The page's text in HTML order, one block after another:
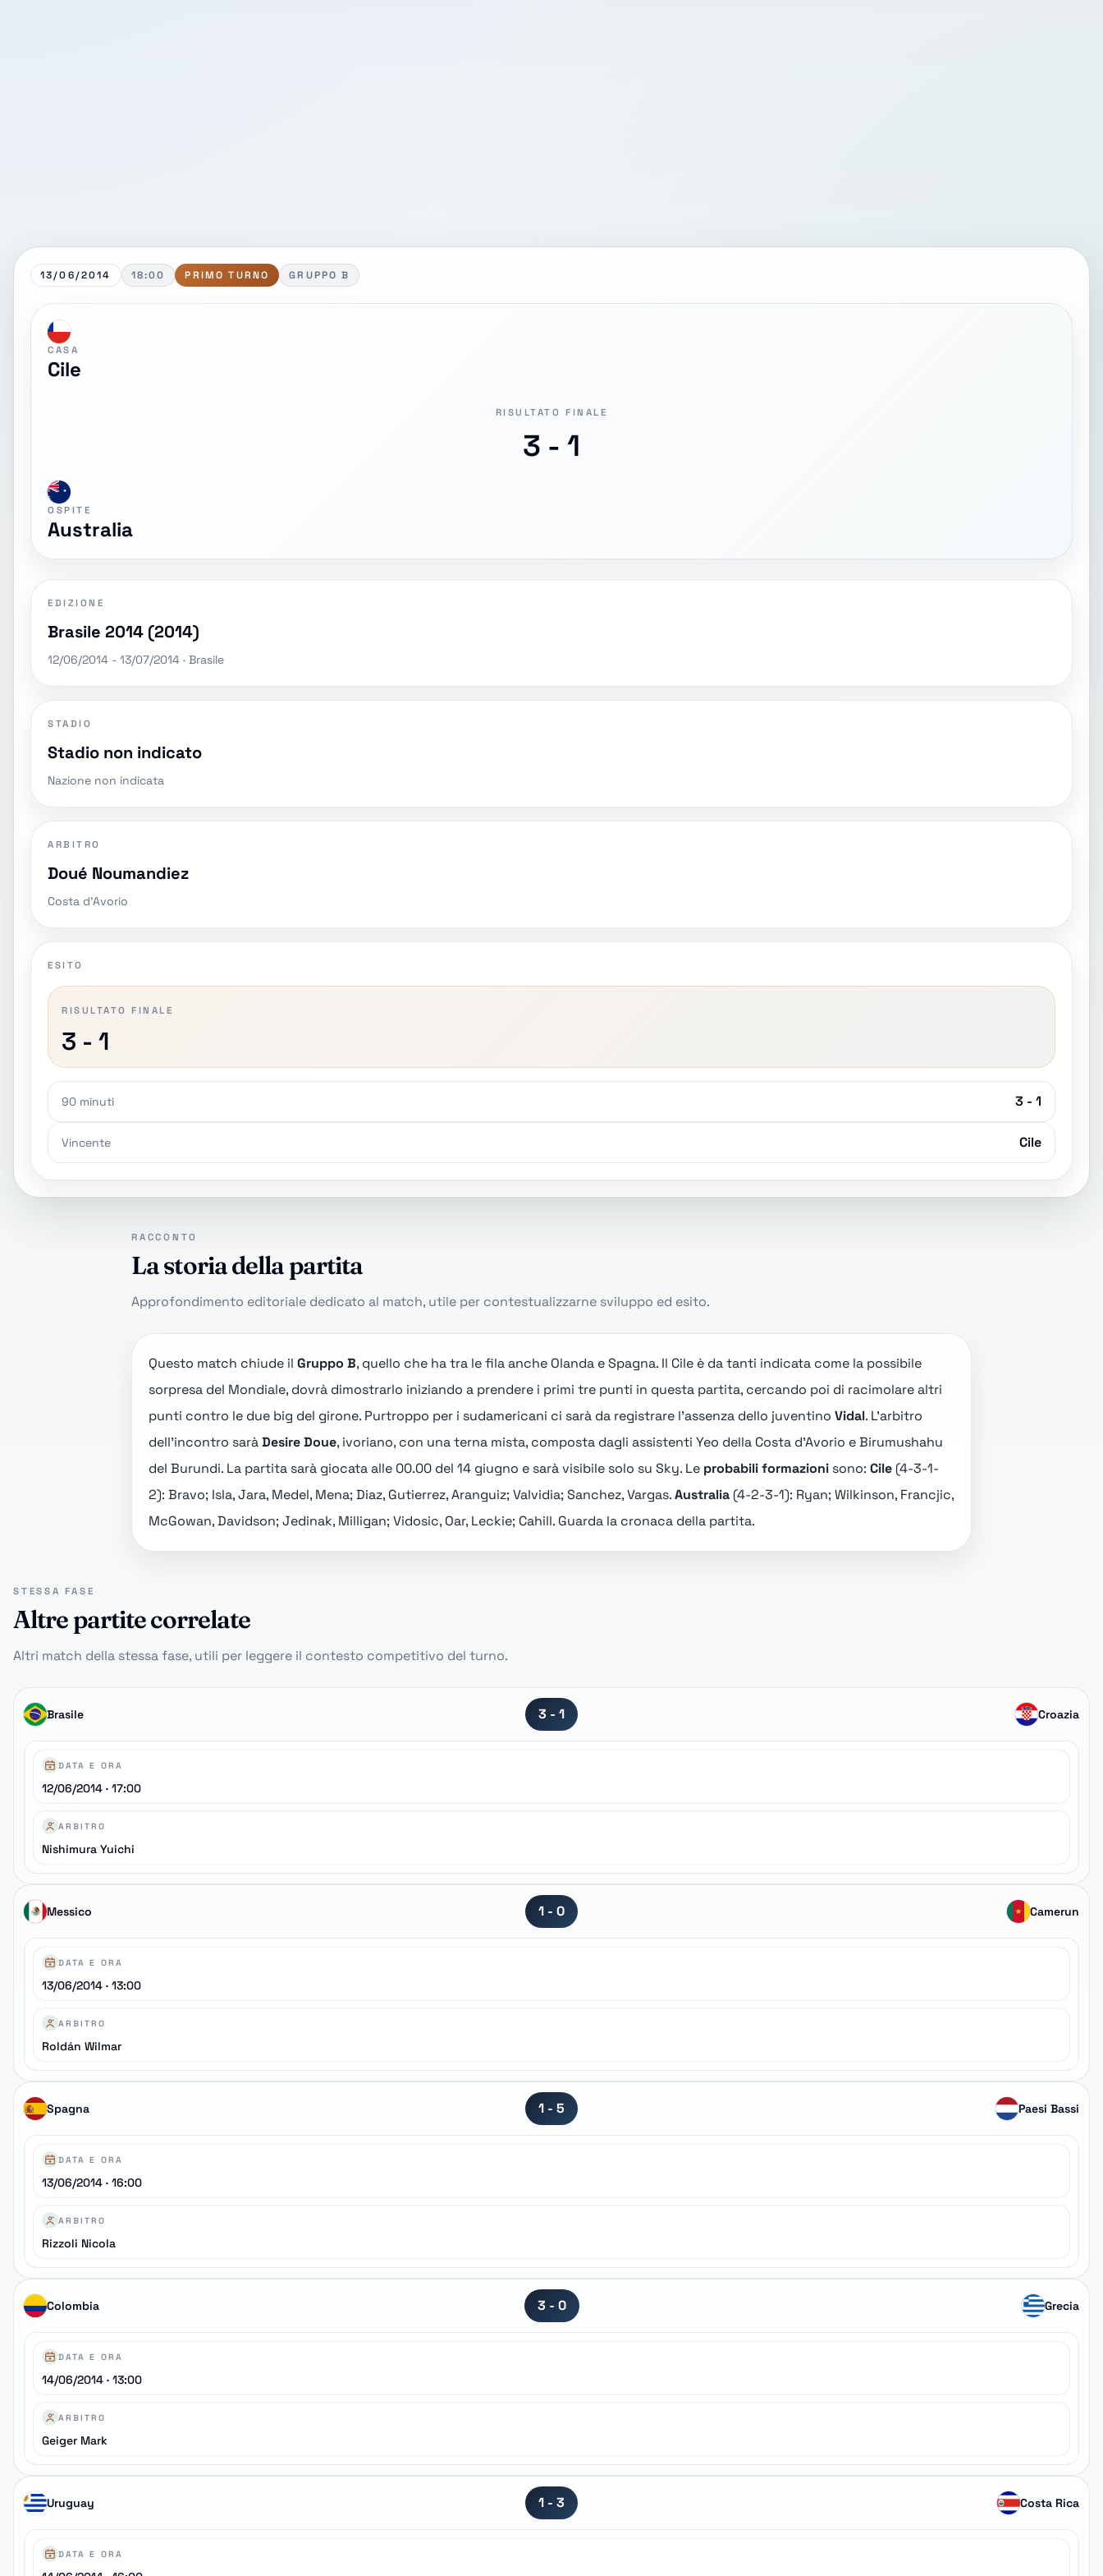
13/06/2014 18:00 PRIMO TURNO GRUPPO B
CASA
Cile
RISULTATO FINALE
3 - 1
OSPITE
Australia
EDIZIONE
Brasile 2014 (2014)
12/06/2014 - 13/07/2014 · Brasile
STADIO
Stadio non indicato
Nazione non indicata
ARBITRO
Doué Noumandiez
Costa d'Avorio
ESITO
RISULTATO FINALE
3 - 1
90 minuti 3 - 1
Vincente Cile
RACCONTO
La storia della partita
Approfondimento editoriale dedicato al match, utile per contestualizzarne sviluppo ed esito.
Questo match chiude il Gruppo B, quello che ha tra le fila anche Olanda e Spagna. Il Cile è da tanti indicata come la possibile
sorpresa del Mondiale, dovrà dimostrarlo iniziando a prendere i primi tre punti in questa partita, cercando poi di racimolare altri
punti contro le due big del girone. Purtroppo per i sudamericani ci sarà da registrare l'assenza dello juventino Vidal. L'arbitro
dell'incontro saràDesire Doue, ivoriano, con una terna mista, composta dagli assistenti Yeo della Costa d'Avorio e Birumushahu
del Burundi. La partita sarà giocata alle 00.00 del 14 giugno e sarà visibile solo su Sky. Le probabili formazioni sono: Cile (4-3-1-
2): Bravo; Isla, Jara, Medel, Mena; Diaz, Gutierrez, Aranguiz; Valvidia; Sanchez, Vargas.Australia (4-2-3-1): Ryan; Wilkinson, Francjic,
McGowan, Davidson; Jedinak, Milligan; Vidosic, Oar, Leckie; Cahill. Guarda la cronaca della partita.
STESSA FASE
Altre partite correlate
Altri match della stessa fase, utili per leggere il contesto competitivo del turno.
Brasile 3 - 1 Croazia
DATA E ORA
12/06/2014 · 17:00
ARBITRO
Nishimura Yuichi
Messico 1 - 0 Camerun
DATA E ORA
13/06/2014 · 13:00
ARBITRO
Roldán Wilmar
Spagna 1 - 5 Paesi Bassi
DATA E ORA
13/06/2014 · 16:00
ARBITRO
Rizzoli Nicola
Colombia 3 - 0 Grecia
DATA E ORA
14/06/2014 · 13:00
ARBITRO
Geiger Mark
Uruguay 1 - 3 Costa Rica
DATA E ORA